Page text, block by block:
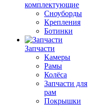
комплектующие
Сноуборды
Крепления
Ботинки
Запчасти
Камеры
Рамы
Колёса
Запчасти для
рам
Покрышки